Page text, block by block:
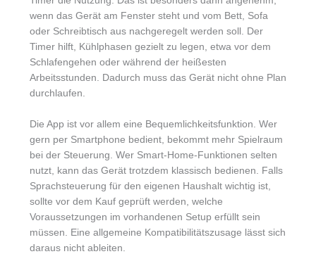
wenn das Gerät am Fenster steht und vom Bett, Sofa
oder Schreibtisch aus nachgeregelt werden soll. Der
Timer hilft, Kühlphasen gezielt zu legen, etwa vor dem
Schlafengehen oder während der heißesten
Arbeitsstunden. Dadurch muss das Gerät nicht ohne Plan
durchlaufen.
Die App ist vor allem eine Bequemlichkeitsfunktion. Wer
gern per Smartphone bedient, bekommt mehr Spielraum
bei der Steuerung. Wer Smart-Home-Funktionen selten
nutzt, kann das Gerät trotzdem klassisch bedienen. Falls
Sprachsteuerung für den eigenen Haushalt wichtig ist,
sollte vor dem Kauf geprüft werden, welche
Voraussetzungen im vorhandenen Setup erfüllt sein
müssen. Eine allgemeine Kompatibilitätszusage lässt sich
daraus nicht ableiten.